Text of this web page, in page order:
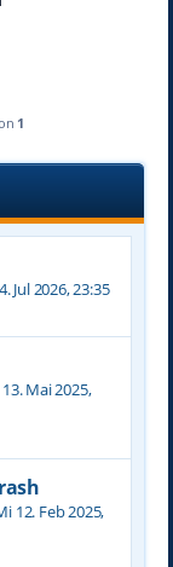
1
Jul 2026, 23:35
13. Mai 2025,
12. Feb 2025,